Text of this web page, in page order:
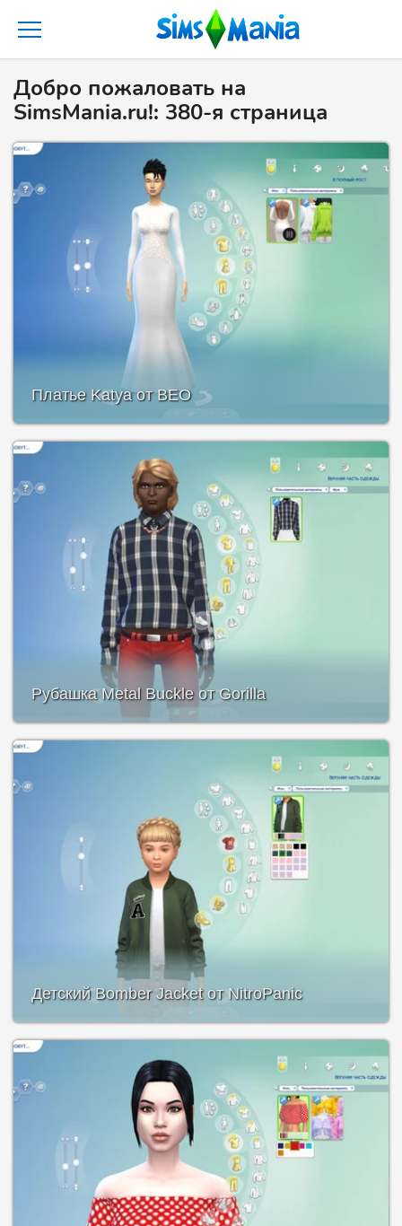
Добро пожаловать на
SimsMania.ru!: 380-я страница
Платье Katya от BEO
Рубашка Metal Buckle от Gorilla
Детский Bomber Jacket от NitroPanic